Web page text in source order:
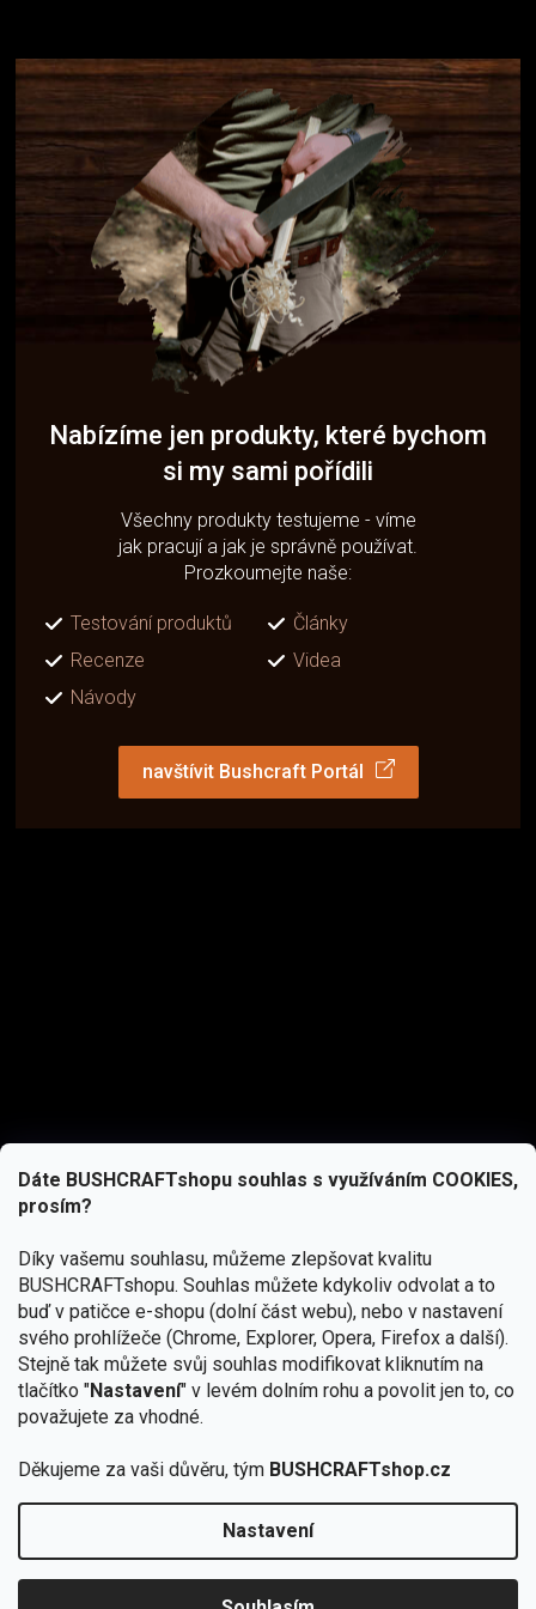
Dáte BUSHCRAFTshopu souhlas s využíváním COOKIES,
prosím?
Díky vašemu souhlasu, můžeme zlepšovat kvalitu
BUSHCRAFTshopu. Souhlas můžete kdykoliv odvolat a to
buď v patičce e-shopu (dolní část webu), nebo v nastavení
svého prohlížeče (Chrome, Explorer, Opera, Firefox a další).
Stejně tak můžete svůj souhlas modifikovat kliknutím na
tlačítko "Nastavení" v levém dolním rohu a povolit jen to, co
považujete za vhodné.
Děkujeme za vaši důvěru, tým BUSHCRAFTshop.cz
Nastavení
zapojte se do slosování o kurz s
Nabízíme jen produkty, které bychom
si my sami pořídili
Všechny produkty testujeme - víme
jak pracují a jak je správně používat.
Prozkoumejte naše:
Testování produktů
Články
Recenze
Videa
Návody
navštívit Bushcraft Portál
podmínkami ochrany osobních údajů
Copyright 2026BUSHCRAFTshop.cz. Všechna práva
vyhrazena.Upravit nastavení cookies